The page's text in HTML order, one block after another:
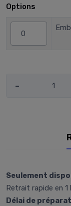
Options
-
Seulement
Retrait rapide en 1
Délai de